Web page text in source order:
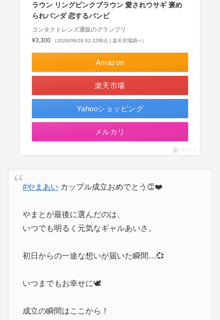
ラウン リングピンクブラウン 愛されウサギ 褒め
られパンダ 恋するバンビ
コンタクトレンズ通販のグランプリ
¥3,300
（2026/06/29 02:32時点 | 楽天市場調べ）
Amazon
楽天市場
Yahooショッピング
メルカリ
ポチップ
#やまあい カップル成立おめでとう👏❤️
やまとが最後に選んだのは、
いつでも明るく元気なギャルあいさ。
初日からの一途な想いが届いた瞬間…💞
いつまでもお幸せに🕊
成立の瞬間はここから！